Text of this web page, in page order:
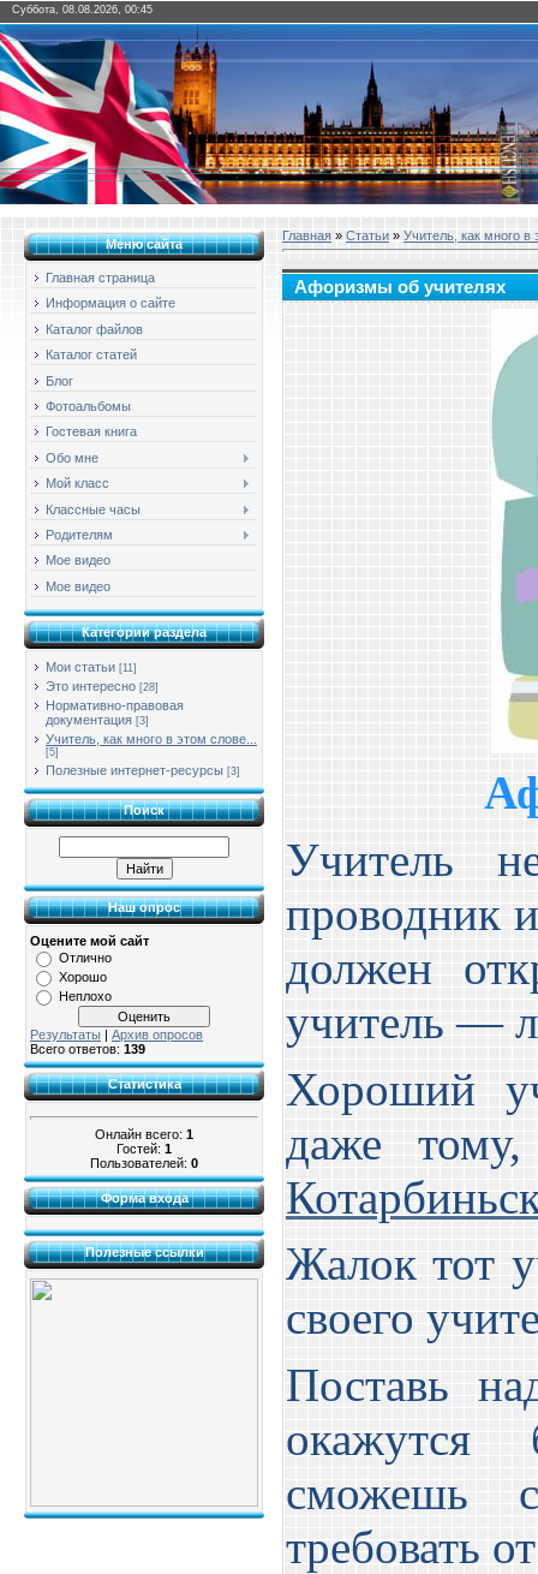
Суббота, 08.08.2026, 00:45
Меню сайта
Главная страница
Информация о сайте
Каталог файлов
Каталог статей
Блог
Фотоальбомы
Гостевая книга
Обо мне
Мой класс
Классные часы
Родителям
Мое видео
Мое видео
Категории раздела
Мои статьи [11]
Это интересно [28]
Нормативно-правовая
документация [3]
Учитель, как много в этом слове...
[5]
Полезные интернет-ресурсы [3]
Поиск
Наш опрос
Оцените мой сайт
Отлично
Хорошо
Неплохо
Результаты | Архив опросов
Всего ответов: 139
Статистика
Онлайн всего: 1
Гостей: 1
Пользователей: 0
Форма входа
Полезные ссылки
Главная » Статьи » Учитель, как много в
Афоризмы об учителях
Учитель
проводник
должен
учитель —
Хороший
даже
Жалок тот
своего
Поставь
сможешь
требовать